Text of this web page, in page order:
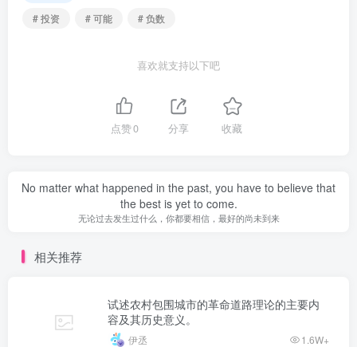
# 投资
# 可能 # 负数
喜欢就支持以下吧
点赞0 分享 收藏
No matter what happened in the past, you have to believe that
the best is yet to come.
无论过去发生过什么，你都要相信，最好的尚未到来
相关推荐
试述农村包围城市的革命道路理论的主要内
容及其历史意义。
伊丞 1.6W+